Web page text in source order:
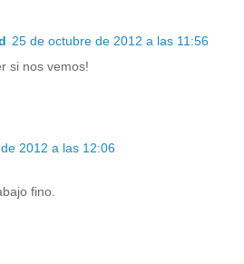
25 de octubre de 2012 a las 11:56
si nos vemos!
2012 a las 12:06
fino.